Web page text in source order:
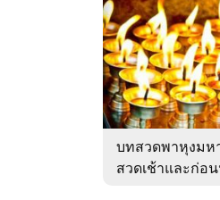
บทสวดพาหุงมห
สวดเช้าและก่อ